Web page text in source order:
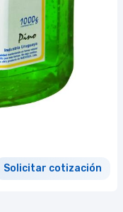
Solicitar cotización